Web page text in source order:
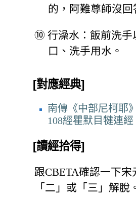
的，阿難尊師沒回
⑩ 行澡水：飯前洗手
口、洗手用水。
[對應經典]
南傳《中部尼柯耶
108經瞿默目犍連經
[讀經拾得]
跟CBETA確認一下宋
「二」或「三」解脫